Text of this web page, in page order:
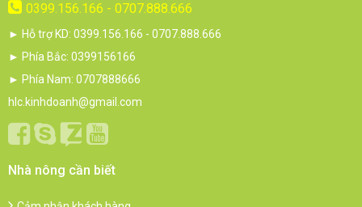
0399.156.166 - 0707.888.666
► Hỗ trợ KD: 0399.156.166 - 0707.888.666
► Phía Bắc: 0399156166
► Phía Nam: 0707888666
hlc.kinhdoanh@gmail.com
Nhà nông cần biết